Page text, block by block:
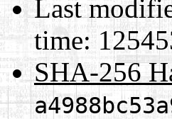
Last
time:
SHA-256